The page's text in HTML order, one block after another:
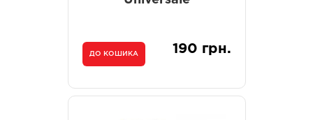
ДО КОШИКА 190 грн.